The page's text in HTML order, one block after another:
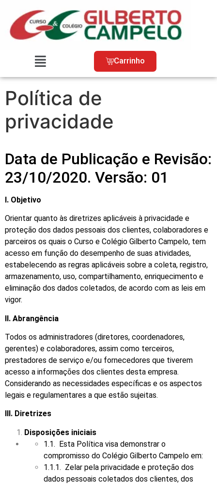
Carrinho
Política de
privacidade
Data de Publicação e Revisão:
23/10/2020. Versão: 01
I. Objetivo
Orientar quanto às diretrizes aplicáveis à privacidade e
proteção dos dados pessoais dos clientes, colaboradores e
parceiros os quais o Curso e Colégio Gilberto Campelo, tem
acesso em função do desempenho de suas atividades,
estabelecendo as regras aplicáveis sobre a coleta, registro,
armazenamento, uso, compartilhamento, enriquecimento e
eliminação dos dados coletados, de acordo com as leis em
vigor.
II. Abrangência
Todos os administradores (diretores, coordenadores,
gerentes) e colaboradores, assim como terceiros,
prestadores de serviço e/ou fornecedores que tiverem
acesso a informações dos clientes desta empresa.
Considerando as necessidades específicas e os aspectos
legais e regulamentares a que estão sujeitas.
III. Diretrizes
Disposições iniciais
1.1. Esta Política visa demonstrar o
compromisso do Colégio Gilberto Campelo em:
1.1.1. Zelar pela privacidade e proteção dos
dados pessoais coletados dos clientes, dos